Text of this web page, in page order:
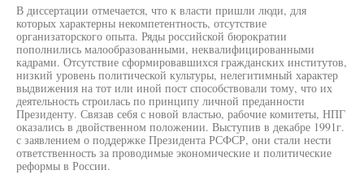
В диссертации отмечается, что к власти пришли люди, для
которых характерны некомпетентность, отсутствие
организаторского опыта. Ряды российской бюрократии
пополнились малообразованными, неквалифицированными
кадрами. Отсутствие сформировавшихся гражданских институтов,
низкий уровень политической культуры, нелегитимный характер
выдвижения на тот или иной пост способствовали тому, что их
деятельность строилась по принципу личной преданности
Президенту. Связав себя с новой властью, рабочие комитеты, НПГ
оказались в двойственном положении. Выступив в декабре 1991г.
с заявлением о поддержке Президента РСФСР, они стали нести
ответственность за проводимые экономические и политические
реформы в России.